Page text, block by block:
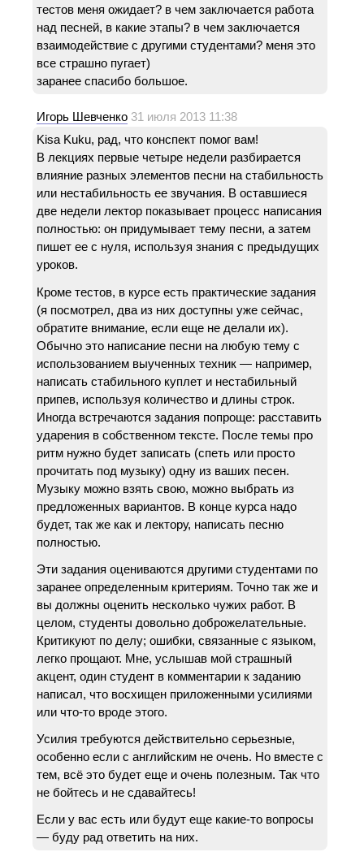
тестов меня ожидает? в чем заключается работа
над песней, в какие этапы? в чем заключается
взаимодействие с другими студентами? меня это
все страшно пугает)
заранее спасибо большое.
Игорь Шевченко 31 июля 2013 11:38
Kisa Kuku, рад, что конспект помог вам!
В лекциях первые четыре недели разбирается
влияние разных элементов песни на стабильность
или нестабильность ее звучания. В оставшиеся
две недели лектор показывает процесс написания
полностью: он придумывает тему песни, а затем
пишет ее с нуля, используя знания с предыдущих
уроков.
Кроме тестов, в курсе есть практические задания
(я посмотрел, два из них доступны уже сейчас,
обратите внимание, если еще не делали их).
Обычно это написание песни на любую тему с
использованием выученных техник — например,
написать стабильного куплет и нестабильный
припев, используя количество и длины строк.
Иногда встречаются задания попроще: расставить
ударения в собственном тексте. После темы про
ритм нужно будет записать (спеть или просто
прочитать под музыку) одну из ваших песен.
Музыку можно взять свою, можно выбрать из
предложенных вариантов. В конце курса надо
будет, так же как и лектору, написать песню
полностью.
Эти задания оцениваются другими студентами по
заранее определенным критериям. Точно так же и
вы должны оценить несколько чужих работ. В
целом, студенты довольно доброжелательные.
Критикуют по делу; ошибки, связанные с языком,
легко прощают. Мне, услышав мой страшный
акцент, один студент в комментарии к заданию
написал, что восхищен приложенными усилиями
или что-то вроде этого.
Усилия требуются действительно серьезные,
особенно если с английским не очень. Но вместе с
тем, всё это будет еще и очень полезным. Так что
не бойтесь и не сдавайтесь!
Если у вас есть или будут еще какие-то вопросы
— буду рад ответить на них.